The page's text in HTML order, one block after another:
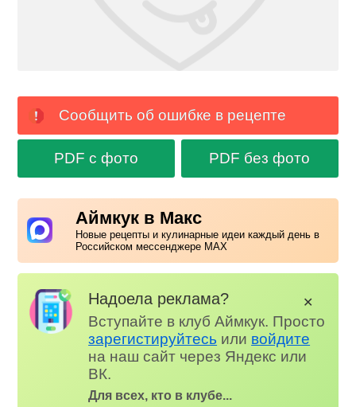
Сообщить об ошибке в рецепте
PDF с фото PDF без фото
Аймкук в Макс
Новые рецепты и кулинарные идеи каждый день в
Российском мессенджере MAX
Надоела реклама?
Вступайте в клуб Аймкук. Просто
зарегистируйтесь или войдите
на наш сайт через Яндекс или
ВК.
Для всех, кто в клубе...
✕